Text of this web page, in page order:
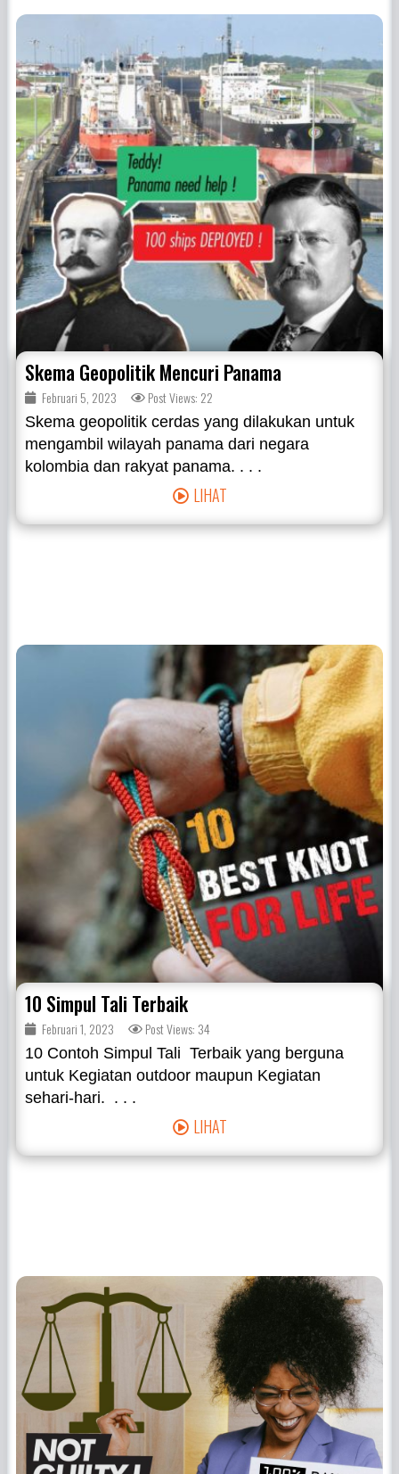
Skema Geopolitik Mencuri Panama
Februari 5, 2023 Post Views: 22
Skema geopolitik cerdas yang dilakukan untuk
mengambil wilayah panama dari negara
kolombia dan rakyat panama. . . .
LIHAT
10 Simpul Tali Terbaik
Februari 1, 2023 Post Views: 34
10 Contoh Simpul Tali Terbaik yang berguna
untuk Kegiatan outdoor maupun Kegiatan
sehari-hari. . . .
LIHAT